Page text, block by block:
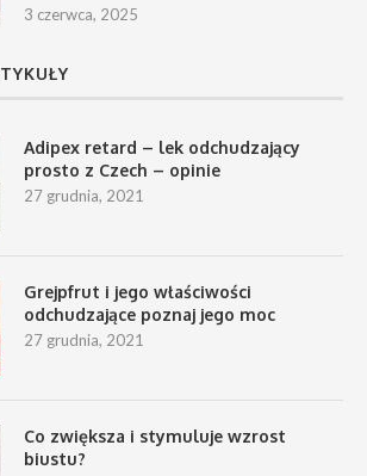
3 czerwca, 2025
Adipex retard – lek odchudzający
prosto z Czech – opinie
27 grudnia, 2021
Grejpfrut i jego właściwości
odchudzające poznaj jego moc
27 grudnia, 2021
Co zwiększa i stymuluje wzrost
biustu?